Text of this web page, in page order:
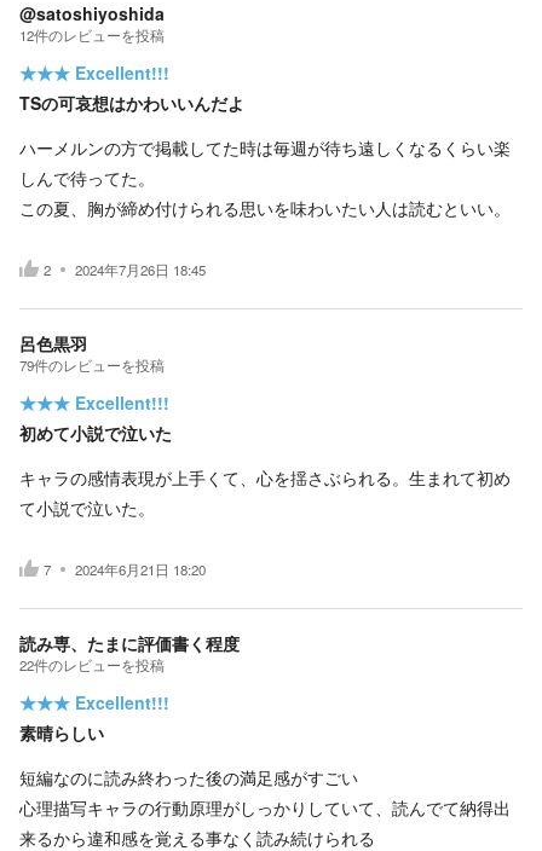
@satoshiyoshida
12件のレビューを投稿
★★★ Excellent!!!
TSの可哀想はかわいいんだよ
ハーメルンの方で掲載してた時は毎週が待ち遠しくなるくらい楽
しんで待ってた。
この夏、胸が締め付けられる思いを味わいたい人は読むといい。
2 2024年7月26日 18:45
呂色黒羽
79件のレビューを投稿
★★★ Excellent!!!
初めて小説で泣いた
キャラの感情表現が上手くて、心を揺さぶられる。生まれて初め
て小説で泣いた。
7 2024年6月21日 18:20
読み専、たまに評価書く程度
22件のレビューを投稿
★★★ Excellent!!!
素晴らしい
短編なのに読み終わった後の満足感がすごい
心理描写キャラの行動原理がしっかりしていて、読んでて納得出
来るから違和感を覚える事なく読み続けられる